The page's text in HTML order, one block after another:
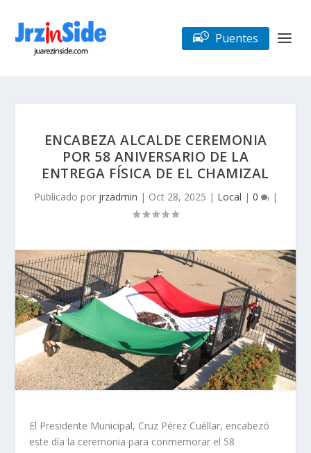
Puentes
ENCABEZA ALCALDE CEREMONIA
POR 58 ANIVERSARIO DE LA
ENTREGA FÍSICA DE EL CHAMIZAL
Publicado por jrzadmin | Oct 28, 2025 | Local | 0 |
El Presidente Municipal, Cruz Pérez Cuéllar, encabezó
este día la ceremonia para conmemorar el 58